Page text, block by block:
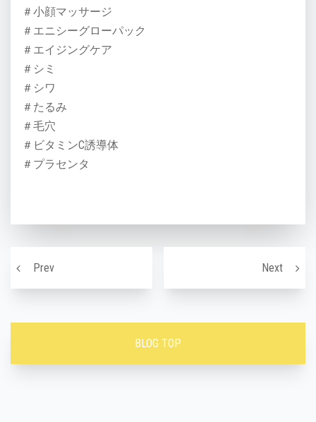
＃小顔マッサージ
＃エニシーグローパック
＃エイジングケア
＃シミ
＃シワ
＃たるみ
＃毛穴
＃ビタミンC誘導体
＃プラセンタ
Prev
秋の味覚 Next《水
BLOG TOP